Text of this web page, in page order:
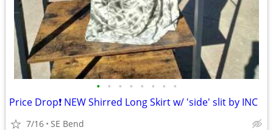
• • • • • • • •
Price Drop❗ NEW Shirred Long Skirt w/ 'side' slit by INC
7/16 SE Bend